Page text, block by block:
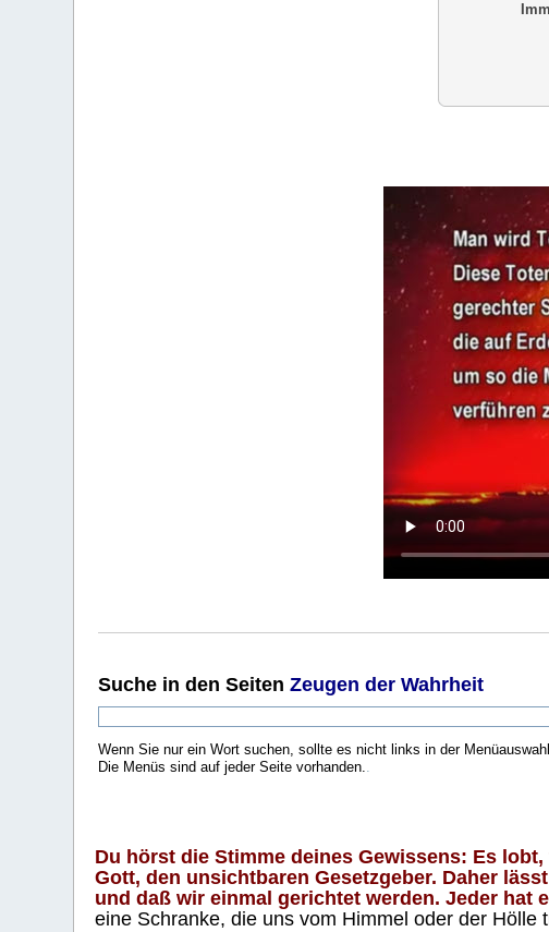
Suche in den SeitenZeugen der Wahrheit
Wenn Sie nur ein Wort suchen, sollte es nicht links in der
Die Menüs sind auf jeder Seite vorhanden..
Du hörst die Stimme deines Gewissens: Es
Gott, den unsichtbaren Gesetzgeber. Daher
und daß wir einmal gerichtet werden. Jeder hat
eine Schranke, die uns vom Himmel oder der